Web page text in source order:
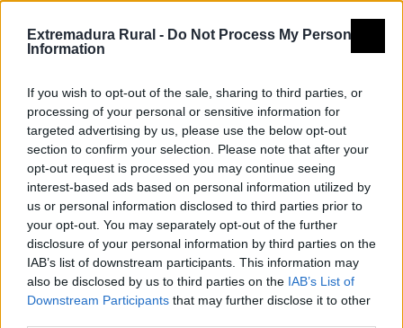
Extremadura Rural - Do Not Process My Personal
Information
If you wish to opt-out of the sale, sharing to third parties, or
processing of your personal or sensitive information for
targeted advertising by us, please use the below opt-out
section to confirm your selection. Please note that after your
opt-out request is processed you may continue seeing
interest-based ads based on personal information utilized by
us or personal information disclosed to third parties prior to
your opt-out. You may separately opt-out of the further
disclosure of your personal information by third parties on the
IAB’s list of downstream participants. This information may
also be disclosed by us to third parties on the IAB’s List of
Downstream Participants that may further disclose it to other
hasta aquí para hacer la temporada. El lugar donde
se encuentra este grupo de casas es uno de los más
interesantes del Parque Natural, que la dirección del
mismo ya ha inaugurado. La carretera antigua del Tajo
ha sido arreglada permitiendo cómodamente el
acceso al río en automóvil. El descenso por esta
carretera es en sí mismo muy interesante, pues
transcurre entre una vegetación de umbría
exuberante, incluso se pueden observar algunas
variedades de orquídeas en primavera. La carretera
muere en el agua, conformando un embarcadero y
tras éste se encuentra un mirador literalmente